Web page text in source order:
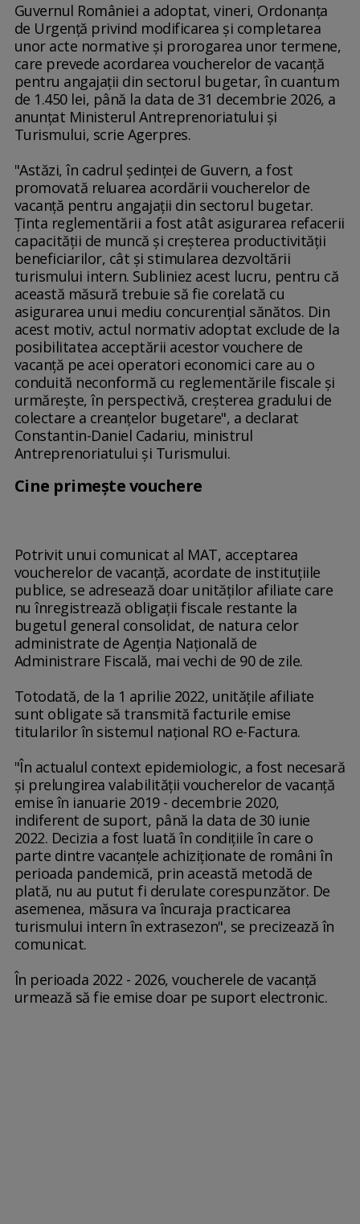
Guvernul României a adoptat, vineri, Ordonanţa
de Urgenţă privind modificarea şi completarea
unor acte normative şi prorogarea unor termene,
care prevede acordarea voucherelor de vacanţă
pentru angajaţii din sectorul bugetar, în cuantum
de 1.450 lei, până la data de 31 decembrie 2026, a
anunţat Ministerul Antreprenoriatului şi
Turismului, scrie Agerpres.
"Astăzi, în cadrul şedinţei de Guvern, a fost
promovată reluarea acordării voucherelor de
vacanţă pentru angajaţii din sectorul bugetar.
Ţinta reglementării a fost atât asigurarea refacerii
capacităţii de muncă şi creşterea productivităţii
beneficiarilor, cât şi stimularea dezvoltării
turismului intern. Subliniez acest lucru, pentru că
această măsură trebuie să fie corelată cu
asigurarea unui mediu concurenţial sănătos. Din
acest motiv, actul normativ adoptat exclude de la
posibilitatea acceptării acestor vouchere de
vacanţă pe acei operatori economici care au o
conduită neconformă cu reglementările fiscale şi
urmăreşte, în perspectivă, creşterea gradului de
colectare a creanţelor bugetare", a declarat
Constantin-Daniel Cadariu, ministrul
Antreprenoriatului şi Turismului.
Cine primește vouchere
Potrivit unui comunicat al MAT, acceptarea
voucherelor de vacanţă, acordate de instituţiile
publice, se adresează doar unităţilor afiliate care
nu înregistrează obligaţii fiscale restante la
bugetul general consolidat, de natura celor
administrate de Agenţia Naţională de
Administrare Fiscală, mai vechi de 90 de zile.
Totodată, de la 1 aprilie 2022, unităţile afiliate
sunt obligate să transmită facturile emise
titularilor în sistemul naţional RO e-Factura.
"În actualul context epidemiologic, a fost necesară
şi prelungirea valabilităţii voucherelor de vacanţă
emise în ianuarie 2019 - decembrie 2020,
indiferent de suport, până la data de 30 iunie
2022. Decizia a fost luată în condiţiile în care o
parte dintre vacanţele achiziţionate de români în
perioada pandemică, prin această metodă de
plată, nu au putut fi derulate corespunzător. De
asemenea, măsura va încuraja practicarea
turismului intern în extrasezon", se precizează în
comunicat.
În perioada 2022 - 2026, voucherele de vacanţă
urmează să fie emise doar pe suport electronic.